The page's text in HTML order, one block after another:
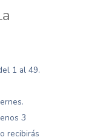
1 al 49.
3
recibirás